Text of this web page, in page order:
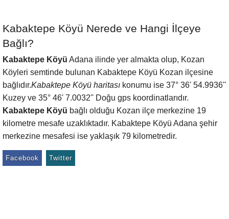
Kabaktepe Köyü Nerede ve Hangi İlçeye
Bağlı?
Kabaktepe Köyü Adana ilinde yer almakta olup, Kozan
Köyleri semtinde bulunan Kabaktepe Köyü Kozan ilçesine
bağlıdır.Kabaktepe Köyü haritası konumu ise 37° 36' 54.9936''
Kuzey ve 35° 46' 7.0032'' Doğu gps koordinatlarıdır.
Kabaktepe Köyü bağlı olduğu Kozan ilçe merkezine 19
kilometre mesafe uzaklıktadır. Kabaktepe Köyü Adana şehir
merkezine mesafesi ise yaklaşık 79 kilometredir.
Facebook Twitter